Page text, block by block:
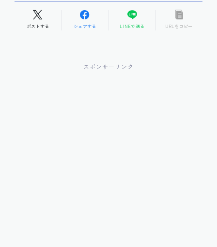
ポストする シェアする LINEで送る URLをコピー
スポンサーリンク